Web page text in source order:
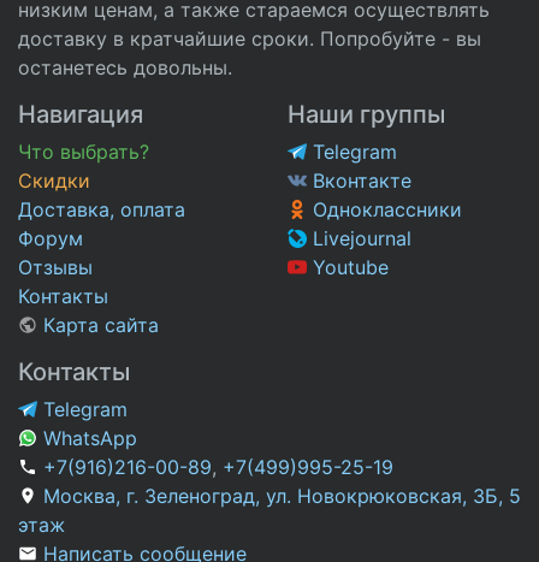
низким ценам, а также стараемся осуществлять
доставку в кратчайшие сроки. Попробуйте - вы
останетесь довольны.
Навигация
Что выбрать?
Скидки
Доставка, оплата
Форум
Отзывы
Контакты
Карта сайта
Наши группы
Telegram
Вконтакте
Одноклассники
Livejournal
Youtube
Контакты
Telegram
WhatsApp
+7(916)216-00-89, +7(499)995-25-19
Москва, г. Зеленоград, ул. Новокрюковская, 3Б, 5
этаж
Написать сообщение